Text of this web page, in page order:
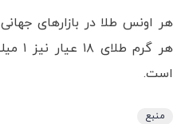
هر اونس طلا در بازارهای جهانی ۱۸۷۰
است.
منبع